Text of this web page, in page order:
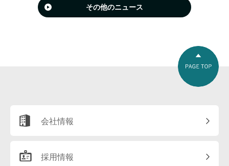
その他のニュース
会社情報
採用情報